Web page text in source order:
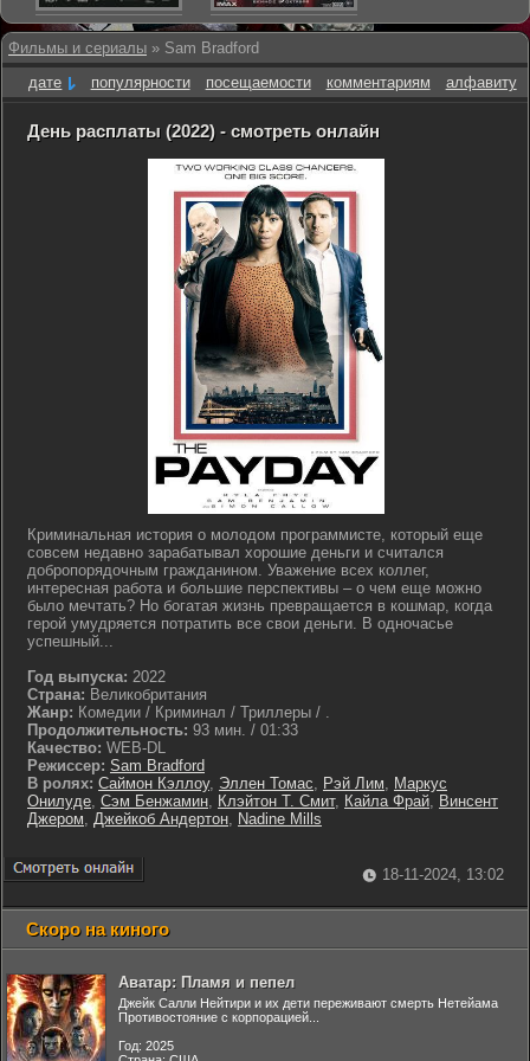
Фильмы и сериалы » Sam Bradford
дате
популярности посещаемости комментариям алфавиту
День расплаты (2022) - смотреть онлайн
Криминальная история о молодом программисте, который еще
совсем недавно зарабатывал хорошие деньги и считался
добропорядочным гражданином. Уважение всех коллег,
интересная работа и большие перспективы – о чем еще можно
было мечтать? Но богатая жизнь превращается в кошмар, когда
герой умудряется потратить все свои деньги. В одночасье
успешный...
Год выпуска: 2022
Страна: Великобритания
Жанр: Комедии / Криминал / Триллеры / .
Продолжительность: 93 мин. / 01:33
Качество: WEB-DL
Режиссер: Sam Bradford
В ролях: Саймон Кэллоу, Эллен Томас, Рэй Лим, Маркус
Онилуде, Сэм Бенжамин, Клэйтон Т. Смит, Кайла Фрай, Винсент
Джером, Джейкоб Андертон, Nadine Mills
18-11-2024, 13:02
Скоро на киного
Аватар: Пламя и пепел
Джейк Салли Нейтири и их дети переживают смерть Нетейама
Противостояние с корпорацией...
Год: 2025